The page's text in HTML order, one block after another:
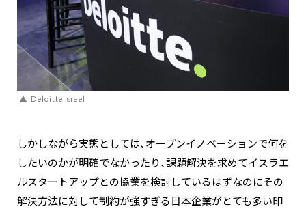
Deloitte Israel
しかしながら実態としては、オープンイノベーションで何を
したいのかが明確でなかったり、課題解決を求めてイスラエ
ルスタートアップとの協業を検討しているはずなのにその
解決方法に対して制約が強すぎる日本企業がとても多い印